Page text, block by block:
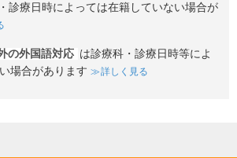
診療日時によっては在籍していない場合が
の外国語対応 は診療科・診療日時等によ
場合があります
詳しく見る